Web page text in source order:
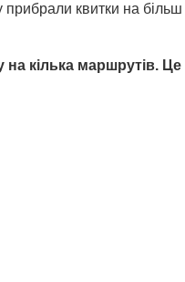
прибрали квитки на
на кілька маршрутів.